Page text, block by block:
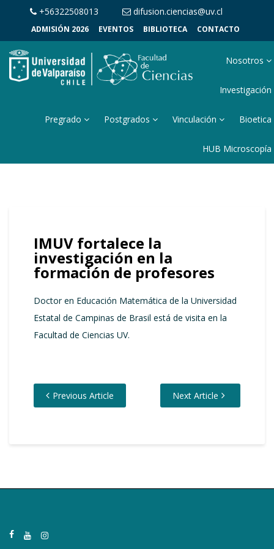
+56322508013 difusion.ciencias@uv.cl
ADMISIÓN 2026 EVENTOS BIBLIOTECA CONTACTO
Nosotros
Investigación
Pregrado Postgrados Vinculación Bioetica
HUB Microscopía
IMUV fortalece la
investigación en la
formación de profesores
Doctor en Educación Matemática de la Universidad
Estatal de Campinas de Brasil está de visita en la
Facultad de Ciencias UV.
Previous Article Next Article